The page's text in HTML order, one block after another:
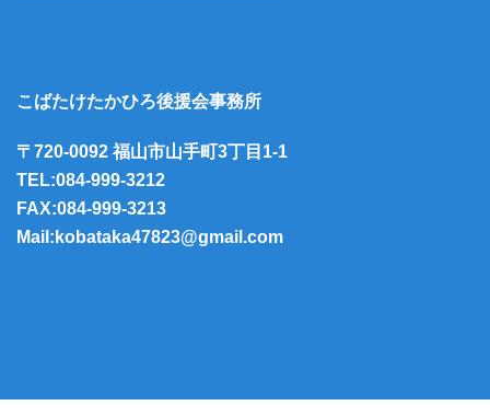
こばたけたかひろ後援会事務所
〒720-0092 福山市山手町3丁目1-1
TEL:084-999-3212
FAX:084-999-3213
Mail:kobataka47823@gmail.com